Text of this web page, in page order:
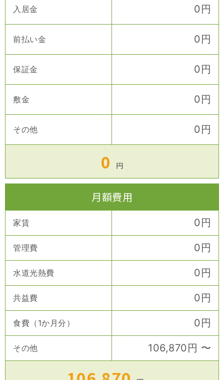
入居金 0円
前払い金 0円
保証金 0円
敷金 0円
その他 0円
0 円
月額費用
家賃 0円
管理費 0円
水道光熱費 0円
共益費 0円
食費（1か月分） 0円
その他 106,870円 〜